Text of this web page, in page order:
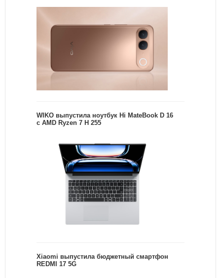
WIKO выпустила ноутбук Hi MateBook D 16
с AMD Ryzen 7 H 255
Xiaomi выпустила бюджетный смартфон
REDMI 17 5G